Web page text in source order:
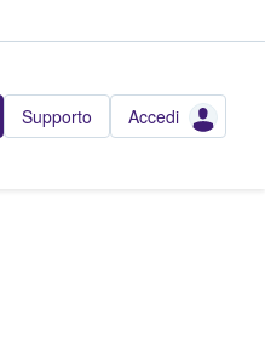
Supporto Accedi